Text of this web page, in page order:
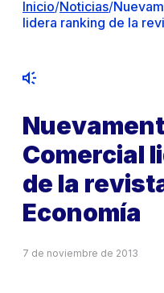
Inicio/Noticias/
lidera ranking de la
Comercial
de la
Economía
7 de noviembre de 2013